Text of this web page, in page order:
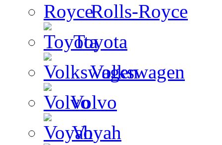
Rolls-Royce
Toyota
Volkswagen
Volvo
Voyah